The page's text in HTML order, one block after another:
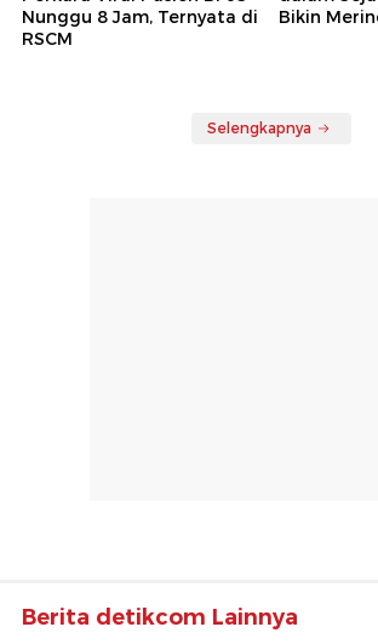
Nunggu 8 Jam, Ternyata di
RSCM
Bikin
Selengkapnya
Berita detikcom Lainnya